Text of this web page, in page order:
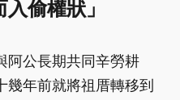
偷權狀」
阿公長期共同辛勞耕
年前就將祖厝轉移到